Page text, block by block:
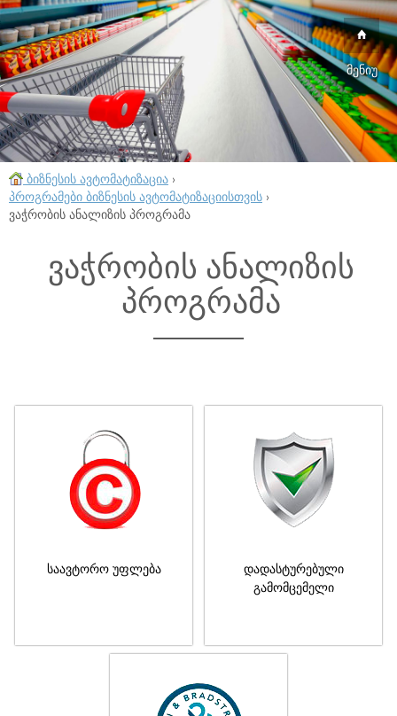
მენიუ
ბიზნესის ავტომატიზაცია ›
პროგრამები ბიზნესის ავტომატიზაციისთვის ›
ვაჭრობის ანალიზის პროგრამა
ვაჭრობის ანალიზის
პროგრამა
საავტორო უფლება
დადასტურებული
გამომცემელი